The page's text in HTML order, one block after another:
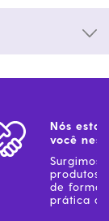
Nós
você
Surgimos
produtos
de forma
prática